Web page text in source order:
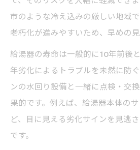
市のような冷え込みの厳しい地域
老朽化が進みやすいため、早めの見
給湯器の寿命は一般的に10年前後
年劣化によるトラブルを未然に防
ンの水回り設備と一緒に点検・交
果的です。例えば、給湯器本体の
ど、目に見える劣化サインを見逃
です。